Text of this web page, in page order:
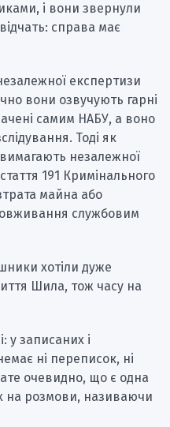
і вони звернули
справа має
експертизи
вони озвучують гарні
самим НАБУ, а воно
Тоді як
вимагають незалежної
191 Кримінального
майна або
службовим
хотіли дуже
Шила, тож часу на
у записаних і
ні переписок, ні
очевидно, що є одна
на розмови, називаючи